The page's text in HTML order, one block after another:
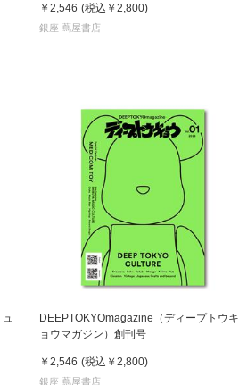
￥2,546 (税込 ￥2,800)
銀座 蔦屋書店
DEEPTOKYOmagazine（ディープトウキ
ョウマガジン）創刊号
￥2,546 (税込 ￥2,800)
銀座 蔦屋書店